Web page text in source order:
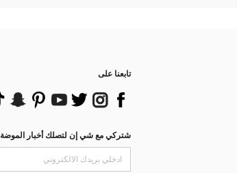
تابعنا على
شتركي مع شي إن لتصلك أخبار الموضة